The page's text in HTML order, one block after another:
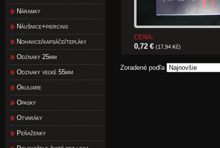
Náramky
Náušnice+piercing
Nohavice/kapsáče/tepláky
Odznaky 25mm
Odznaky veľké 55mm
Okuliare
Opasky
Otvaráky
Peňaženky
CENA:
0,72 € (17,94 Kč)
Zoradené podľa